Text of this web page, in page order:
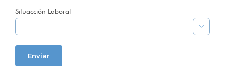
Situacción Laboral
